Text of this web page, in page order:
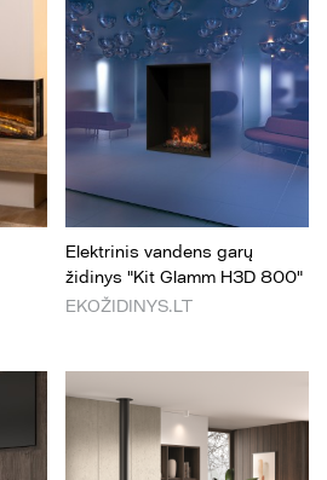
Elektrinis vandens garų
židinys "Kit Glamm H3D 800"
EKOŽIDINYS.LT